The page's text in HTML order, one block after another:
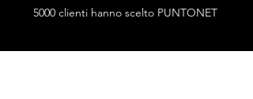
5000 clienti hanno scelto PUNTONET